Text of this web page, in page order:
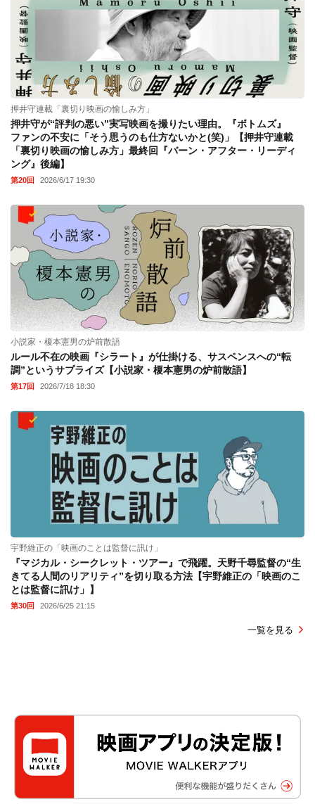
押井守連載「裏切り映画の愉しみ方」
押井守が“評判の悪い”実写映画を撮りたい理由。『ボトムズ』
ファンの不安に「そう思うのも仕方ないかと(笑)」【押井守連載
「裏切り映画の愉しみ方」最終回『バーン・アフター・リーディ
ング』後編】
第20回 2026/6/17 19:30
小説家・榎本憲男の炉前散語
ルール不在の映画『シラート』が仕掛ける、サスペンスへの“転
調”というサプライズ【小説家・榎本憲男の炉前散語】
第17回 2026/7/18 18:30
宇野維正の「映画のことは監督に訊け」
『マジカル・シークレット・ツアー』で飛躍。天野千尋監督の“生
きてる人間のリアリティ”を切り取る方法【宇野維正の「映画のこ
とは監督に訊け」】
第30回 2026/6/25 21:15
一覧を見る